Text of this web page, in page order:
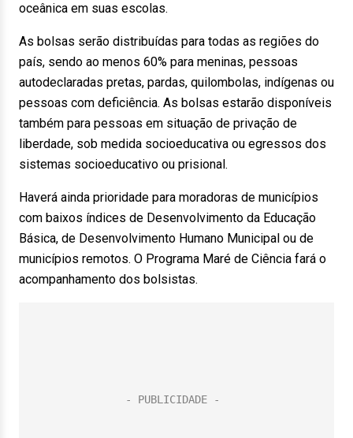
oceânica em suas escolas.
As bolsas serão distribuídas para todas as regiões do
país, sendo ao menos 60% para meninas, pessoas
autodeclaradas pretas, pardas, quilombolas, indígenas ou
pessoas com deficiência. As bolsas estarão disponíveis
também para pessoas em situação de privação de
liberdade, sob medida socioeducativa ou egressos dos
sistemas socioeducativo ou prisional.
Haverá ainda prioridade para moradoras de municípios
com baixos índices de Desenvolvimento da Educação
Básica, de Desenvolvimento Humano Municipal ou de
municípios remotos. O Programa Maré de Ciência fará o
acompanhamento dos bolsistas.